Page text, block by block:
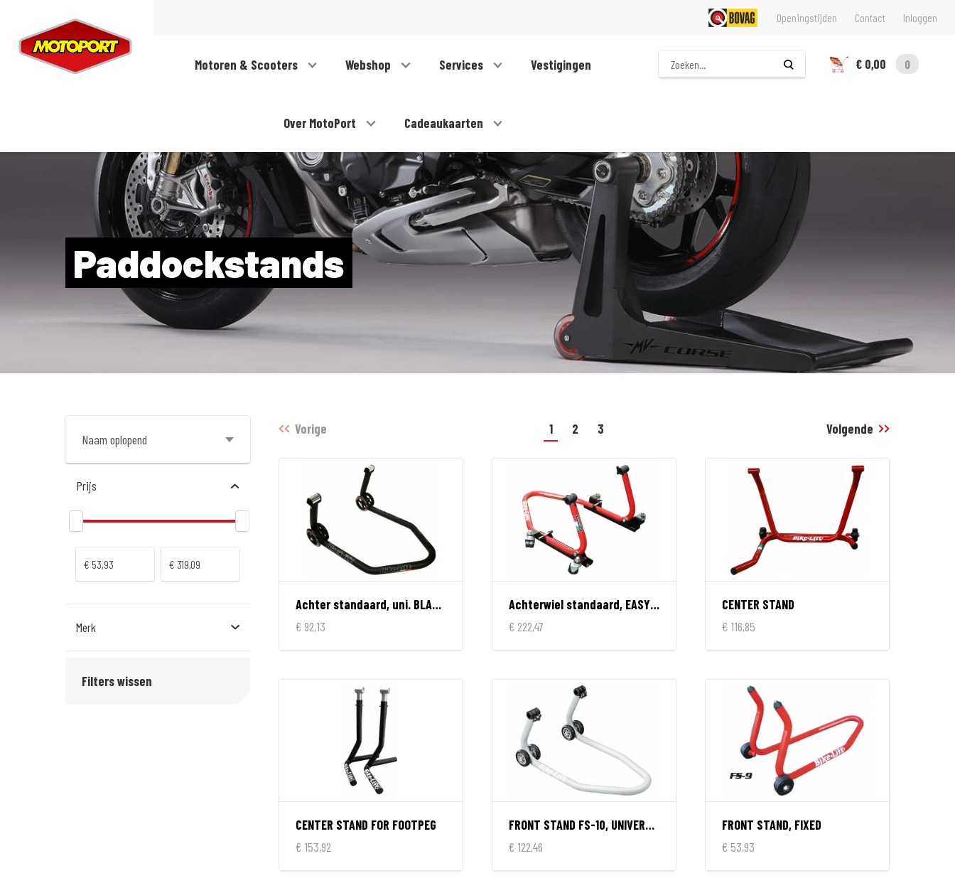
Openingstijden Contact Inloggen
Motoren & Scooters Webshop Services Vestigingen
Over MotoPort Cadeaukaarten
Zoeken
€ 0,00
0
Paddockstands
Prijs
Merk
Filters wissen
Vorige 1 2 3 Volgende
Achter standaard, uni. BLACK ICE
€ 92,13
Achterwiel standaard, EASY MOVER
€ 222,47
CENTER STAND
€ 116,85
CENTER STAND FOR FOOTPEG
€ 153,92
FRONT STAND FS-10, UNIVERSAL, ALUMINIUM
€ 122,46
FRONT STAND, FIXED
€ 53,93